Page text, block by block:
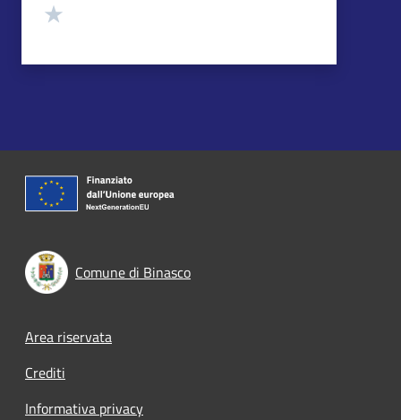
Comune di Binasco
Footer menu
Area riservata
Crediti
Informativa privacy